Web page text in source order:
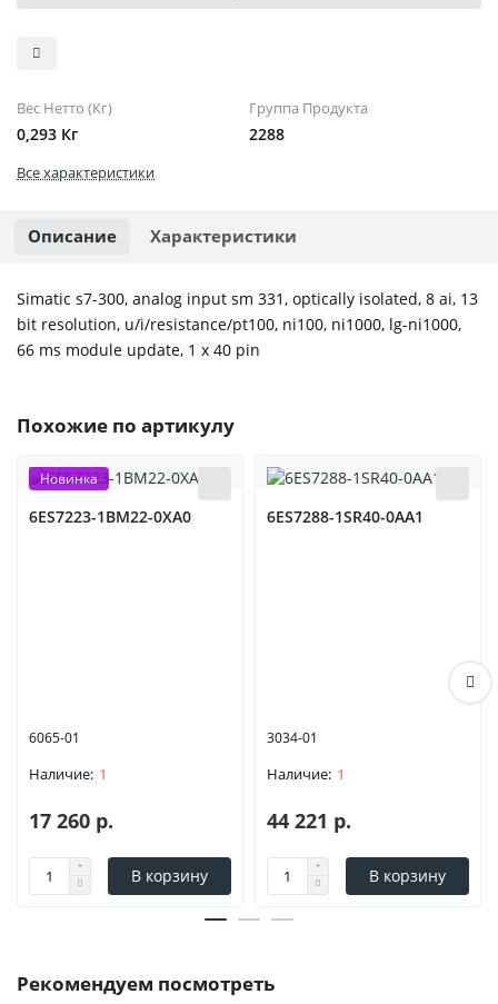
Вес Нетто (Кг)
0,293 Кг
Группа Продукта
2288
Все характеристики
Описание Характеристики
Simatic s7-300, analog input sm 331, optically isolated, 8 ai, 13
bit resolution, u/i/resistance/pt100, ni100, ni1000, lg-ni1000,
66 ms module update, 1 x 40 pin
Похожие по артикулу
Новинка
6ES7223-1BM22-0XA0
6065-01
1
17 260 р.
В корзину
6ES7288-1SR40-0AA1
3034-01
1
44 221 р.
В корзину
Рекомендуем посмотреть